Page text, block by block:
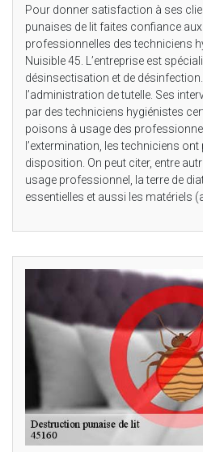
Pour donner satisfaction à ses
punaises de lit faites confiance
professionnelles des techniciens
Nuisible 45. L’entreprise est
désinsectisation et de
l’administration de tutelle. Ses
par des techniciens hygiénistes
poisons à usage des
l’extermination, les techniciens
disposition. On peut citer, entre
usage professionnel, la terre de
essentielles et aussi les matériels